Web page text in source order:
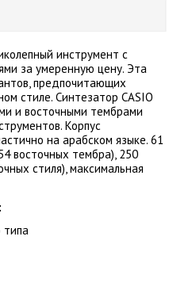
инструмент с
за умеренную цену. Эта
предпочитающих
стиле. Синтезатор CASIO
и восточными тембрами
Корпус
на арабском языке. 61
восточных тембра), 250
стиля), максимальная
типа